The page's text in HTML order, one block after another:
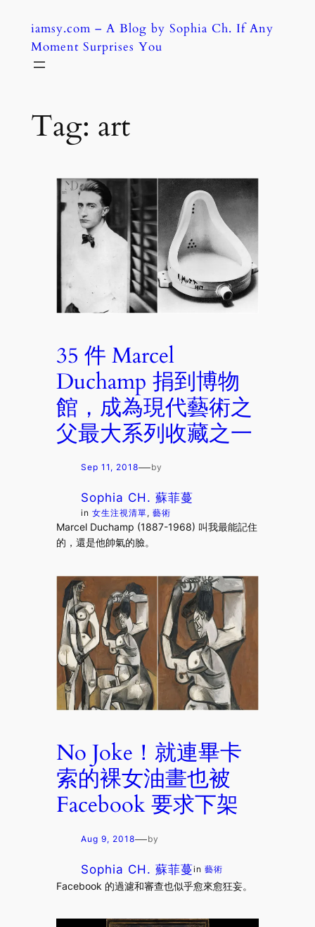
content
iamsy.com – A Blog by Sophia Ch. If Any
Moment Surprises You
Tag: art
35 件 Marcel
Duchamp 捐到博物
館，成為現代藝術之
父最大系列收藏之一
Sep 11, 2018—by
Sophia CH. 蘇菲蔓
in女生注視清單, 藝術
Marcel Duchamp (1887-1968) 叫我最能記住
的，還是他帥氣的臉。
No Joke！就連畢卡
索的裸女油畫也被
Facebook 要求下架
Aug 9, 2018—by
Sophia CH. 蘇菲蔓in藝術
Facebook 的過濾和審查也似乎愈來愈狂妄。